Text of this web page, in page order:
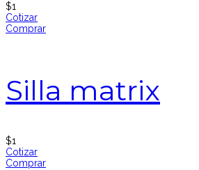
$1
Cotizar
Comprar
Silla matrix
$1
Cotizar
Comprar